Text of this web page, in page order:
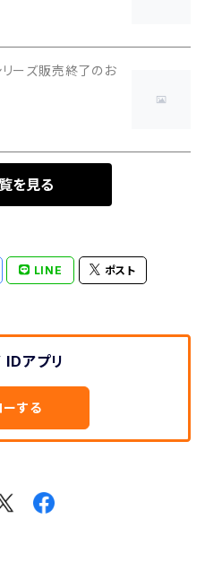
リーズ販売終了のお
を見る
LINE ポスト
IDアプリ
ーする